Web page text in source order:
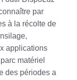
par
à la récolte de
applications
matériel
des périodes a